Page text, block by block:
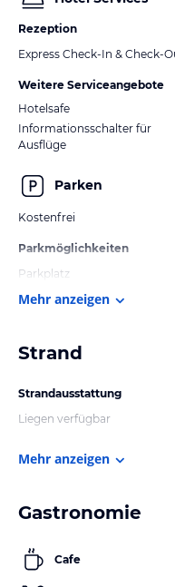
Rezeption
Express Check-In & Check-
Weitere Serviceangebote
Hotelsafe
Informationsschalter für
Ausflüge
Parken
Kostenfrei
Parkmöglichkeiten
Parkplatz
Mehr anzeigen
Strand
Strandausstattung
Liegen verfügbar
Mehr anzeigen
Gastronomie
Cafe